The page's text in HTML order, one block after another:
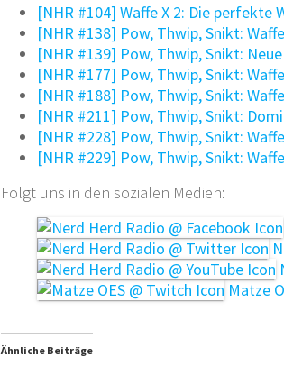
[NHR #104] Waffe X 2: Die perfekte
[NHR #138] Pow, Thwip, Snikt:
[NHR #139] Pow, Thwip, Snikt:
[NHR #177] Pow, Thwip, Snikt:
[NHR #188] Pow, Thwip, Snikt:
[NHR #211] Pow, Thwip, Snikt:
[NHR #228] Pow, Thwip, Snikt:
[NHR #229] Pow, Thwip, Snikt:
Folgt uns in den sozialen Medien:
Matze
Ähnliche Beiträge